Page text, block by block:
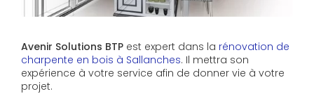
Avenir Solutions BTP est expert dans la rénovation de
charpente en bois à Sallanches. Il mettra son
expérience à votre service afin de donner vie à votre
projet.